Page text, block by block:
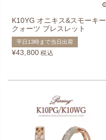
K10YG オニキス&スモーキー
クォーツ ブレスレット
平日13時まで当日出荷
¥43,800 税込